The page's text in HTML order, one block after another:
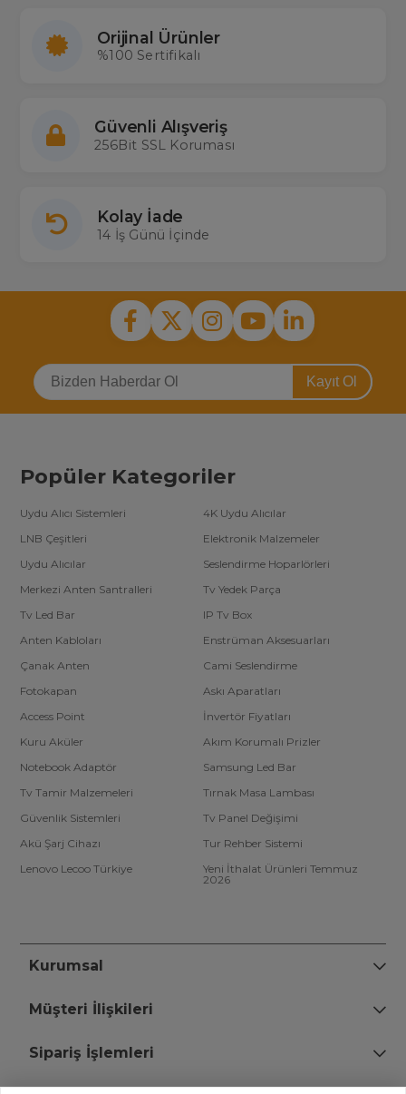
Orijinal Ürünler
%100 Sertifikalı
Güvenli Alışveriş
256Bit SSL Koruması
Kolay İade
14 İş Günü İçinde
Kayıt Ol
Popüler Kategoriler
Uydu Alıcı Sistemleri
4K Uydu Alıcılar
LNB Çeşitleri
Elektronik Malzemeler
Uydu Alıcılar
Seslendirme Hoparlörleri
Merkezi Anten Santralleri
Tv Yedek Parça
Tv Led Bar
IP Tv Box
Anten Kabloları
Enstrüman Aksesuarları
Çanak Anten
Cami Seslendirme
Fotokapan
Askı Aparatları
Access Point
İnvertör Fiyatları
Kuru Aküler
Akım Korumalı Prizler
Notebook Adaptör
Samsung Led Bar
Tv Tamir Malzemeleri
Tırnak Masa Lambası
Güvenlik Sistemleri
Tv Panel Değişimi
Akü Şarj Cihazı
Tur Rehber Sistemi
Lenovo Lecoo Türkiye
Yeni İthalat Ürünleri Temmuz
2026
Kurumsal
Müşteri İlişkileri
Sipariş İşlemleri